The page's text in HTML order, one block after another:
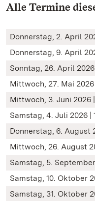
Alle Termine
Donnerstag, 2. April
Donnerstag, 9. April
Sonntag, 26. April 2026
Mittwoch, 27. Mai 2026
Mittwoch, 3. Juni 2026
Samstag, 4. Juli 2026 |
Donnerstag, 6. August
Mittwoch, 26. August
Samstag, 5.
Samstag, 10. Oktober
Samstag, 31. Oktober